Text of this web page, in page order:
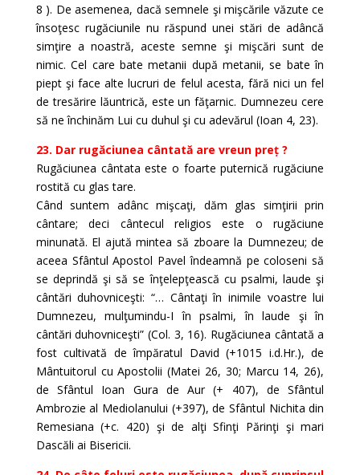
8 ). De asemenea, dacă semnele şi mişcările văzute ce
însoţesc rugăciunile nu răspund unei stări de adâncă
simţire a noastră, aceste semne şi mişcări sunt de
nimic. Cel care bate metanii după metanii, se bate în
piept şi face alte lucruri de felul acesta, fără nici un fel
de tresărire lăuntrică, este un făţarnic. Dumnezeu cere
să ne închinăm Lui cu duhul şi cu adevărul (Ioan 4, 23).
23. Dar rugăciunea cântată are vreun preț ?
Rugăciunea cântata este o foarte puternică rugăciune
rostită cu glas tare.
Când suntem adânc mişcaţi, dăm glas simţirii prin
cântare; deci cântecul religios este o rugăciune
minunată. El ajută mintea să zboare la Dumnezeu; de
aceea Sfântul Apostol Pavel îndeamnă pe coloseni să
se deprindă şi să se înţelepţească cu psalmi, laude şi
cântări duhovniceşti: “… Cântaţi în inimile voastre lui
Dumnezeu, mulţumindu-I în psalmi, în laude şi în
cântări duhovniceşti” (Col. 3, 16). Rugăciunea cântată a
fost cultivată de împăratul David (+1015 i.d.Hr.), de
Mântuitorul cu Apostolii (Matei 26, 30; Marcu 14, 26),
de Sfântul Ioan Gura de Aur (+ 407), de Sfântul
Ambrozie al Mediolanului (+397), de Sfântul Nichita din
Remesiana (+c. 420) şi de alţi Sfinţi Părinţi şi mari
Dascăli ai Bisericii.